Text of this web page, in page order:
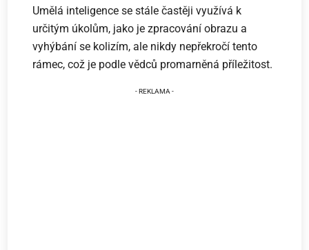
Umělá inteligence se stále častěji využívá k
určitým úkolům, jako je zpracování obrazu a
vyhýbání se kolizím, ale nikdy nepřekročí tento
rámec, což je podle vědců promarněná příležitost.